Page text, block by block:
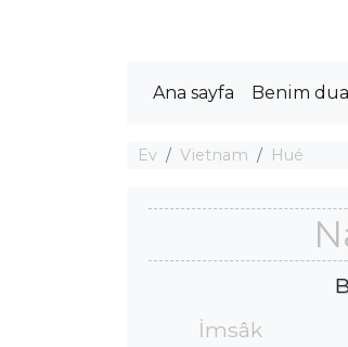
Ana sayfa Benim
Ev Vietnam Hué
İmsâk